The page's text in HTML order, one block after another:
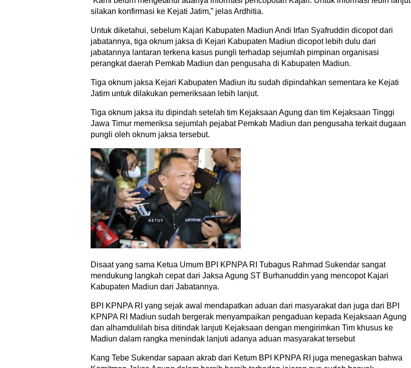
silakan konfirmasi ke Kejati Jatim,” jelas Ardhitia.
Untuk diketahui, sebelum Kajari Kabupaten Madiun Andi Irfan Syafruddin dicopot dari
jabatannya, tiga oknum jaksa di Kejari Kabupaten Madiun dicopot lebih dulu dari
jabatannya lantaran terkena kasus pungli terhadap sejumlah pimpinan organisasi
perangkat daerah Pemkab Madiun dan pengusaha di Kabupaten Madiun.
Tiga oknum jaksa Kejari Kabupaten Madiun itu sudah dipindahkan sementara ke Kejati
Jatim untuk dilakukan pemeriksaan lebih lanjut.
Tiga oknum jaksa itu dipindah setelah tim Kejaksaan Agung dan tim Kejaksaan Tinggi
Jawa Timur memeriksa sejumlah pejabat Pemkab Madiun dan pengusaha terkait dugaan
pungli oleh oknum jaksa tersebut.
Disaat yang sama Ketua Umum BPI KPNPA RI Tubagus Rahmad Sukendar sangat
mendukung langkah cepat dari Jaksa Agung ST Burhanuddin yang mencopot Kajari
Kabupaten Madiun dari Jabatannya.
BPI KPNPA RI yang sejak awal mendapatkan aduan dari masyarakat dan juga dari BPI
KPNPA RI Madiun sudah bergerak menyampaikan pengaduan kepada Kejaksaan Agung
dan alhamdulilah bisa ditindak lanjuti Kejaksaan dengan mengirimkan Tim khusus ke
Madiun dalam rangka menindak lanjuti adanya aduan masyarakat tersebut
Kang Tebe Sukendar sapaan akrab dari Ketum BPI KPNPA RI juga menegaskan bahwa